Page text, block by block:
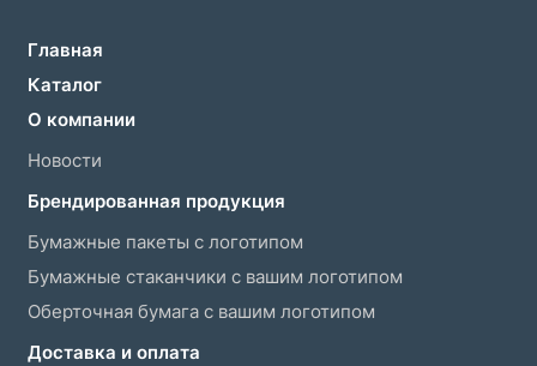
Главная
Каталог
О компании
Новости
Брендированная продукция
Бумажные пакеты с логотипом
Бумажные стаканчики с вашим логотипом
Оберточная бумага с вашим логотипом
Доставка и оплата